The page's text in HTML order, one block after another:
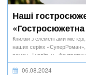
Наші
Книжки з елементами
наших серіях
роман» і навіть у
цій добірці.
06.08.2024